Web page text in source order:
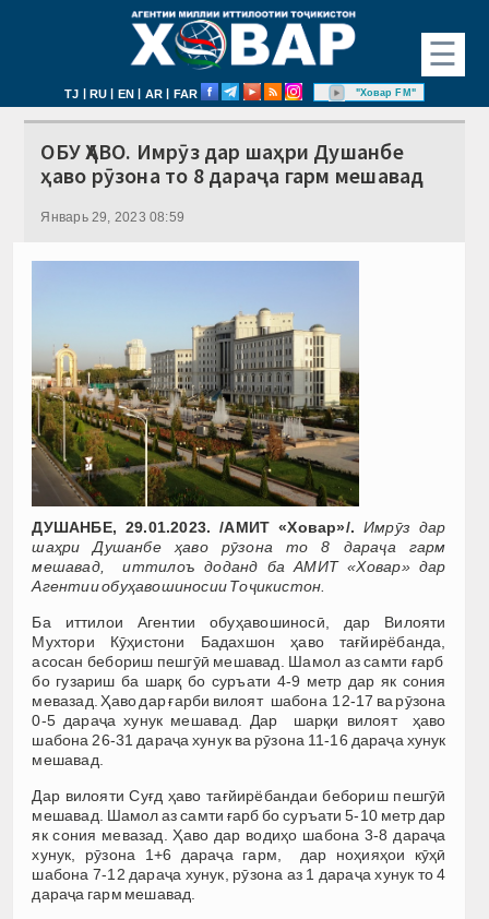
☰
TJ | RU | EN | AR | FAR "Ховар FM"
ОБУ ҲАВО. Имрӯз дар шаҳри Душанбе
ҳаво рӯзона то 8 дараҷа гарм мешавад
Январь 29, 2023 08:59
ДУШАНБЕ, 29.01.2023. /АМИТ «Ховар»/. Имрӯз дар
шаҳри Душанбе ҳаво рӯзона то 8 дараҷа гарм
мешавад, иттилоъ доданд ба АМИТ «Ховар» дар
Агентии обуҳавошиносии Тоҷикистон.
Ба иттилои Агентии обуҳавошиносӣ, дар Вилояти
Мухтори Кӯҳистони Бадахшон ҳаво тағйирёбанда,
асосан бебориш пешгӯӣ мешавад. Шамол аз самти ғарб
бо гузариш ба шарқ бо суръати 4-9 метр дар як сония
мевазад. Ҳаво дар ғарби вилоят шабона 12-17 ва рӯзона
0-5 дараҷа хунук мешавад. Дар шарқи вилоят ҳаво
шабона 26-31 дараҷа хунук ва рӯзона 11-16 дараҷа хунук
мешавад.
Дар вилояти Суғд ҳаво тағйирёбандаи бебориш пешгӯӣ
мешавад. Шамол аз самти ғарб бо суръати 5-10 метр дар
як сония мевазад. Ҳаво дар водиҳо шабона 3-8 дараҷа
хунук, рӯзона 1+6 дараҷа гарм, дар ноҳияҳои кӯҳӣ
шабона 7-12 дараҷа хунук, рӯзона аз 1 дараҷа хунук то 4
дараҷа гарм мешавад.